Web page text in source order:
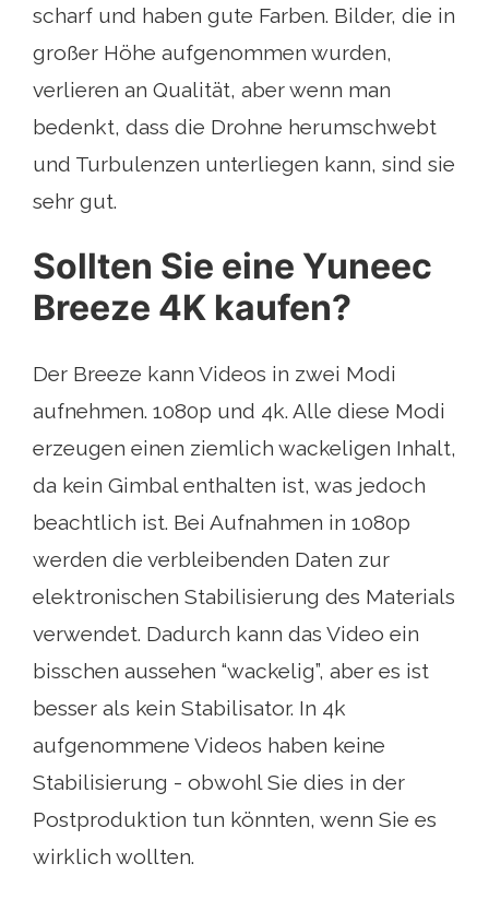
scharf und haben gute Farben. Bilder, die in
großer Höhe aufgenommen wurden,
verlieren an Qualität, aber wenn man
bedenkt, dass die Drohne herumschwebt
und Turbulenzen unterliegen kann, sind sie
sehr gut.
Sollten Sie eine Yuneec
Breeze 4K kaufen?
Der Breeze kann Videos in zwei Modi
aufnehmen. 1080p und 4k. Alle diese Modi
erzeugen einen ziemlich wackeligen Inhalt,
da kein Gimbal enthalten ist, was jedoch
beachtlich ist. Bei Aufnahmen in 1080p
werden die verbleibenden Daten zur
elektronischen Stabilisierung des Materials
verwendet. Dadurch kann das Video ein
bisschen aussehen “wackelig”, aber es ist
besser als kein Stabilisator. In 4k
aufgenommene Videos haben keine
Stabilisierung - obwohl Sie dies in der
Postproduktion tun könnten, wenn Sie es
wirklich wollten.